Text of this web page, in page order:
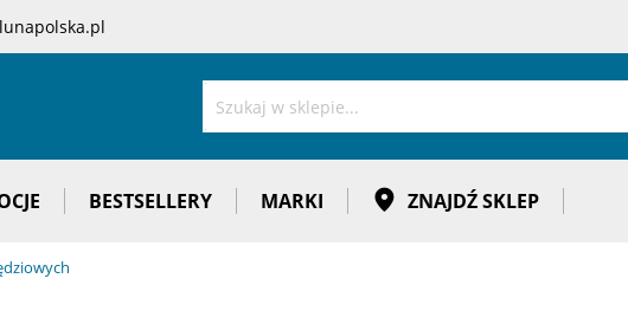
Szukaj
BESTSELLERY MARKI ZNAJDŹ SKLEP